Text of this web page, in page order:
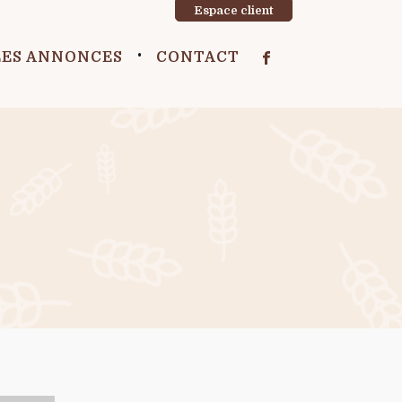
ANNONCES CONTACT
Espace client